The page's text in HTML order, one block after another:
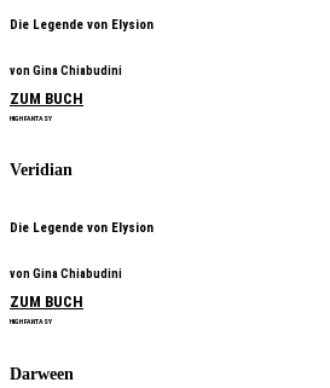
Die Legende von Elysion
von Gina Chiabudini
ZUM BUCH
HIGH FANTASY
Veridian
Die Legende von Elysion
von Gina Chiabudini
ZUM BUCH
HIGH FANTASY
Darween